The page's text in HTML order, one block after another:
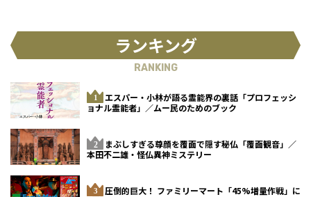
ランキング
RANKING
エスパー・小林が語る霊能界の裏話「プロフェッシ
ョナル霊能者」／ムー民のためのブック
まぶしすぎる尊顔を覆面で隠す秘仏「覆面観音」／
本田不二雄・怪仏異神ミステリー
圧倒的巨大！ ファミリーマート「45%増量作戦」に